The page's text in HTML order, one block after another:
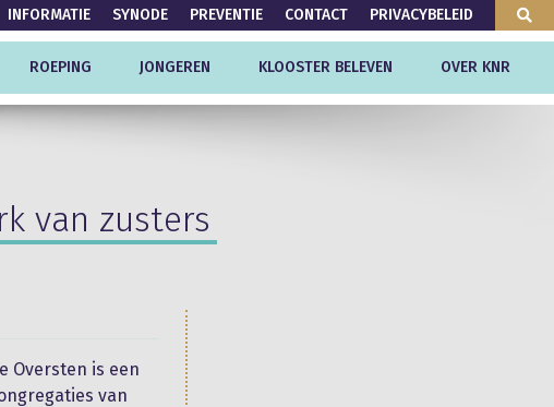
INFORMATIE SYNODE PREVENTIE CONTACT PRIVACYBELEID
ROEPING JONGEREN KLOOSTER BELEVEN OVER KNR
van zusters
Oversten is een
van